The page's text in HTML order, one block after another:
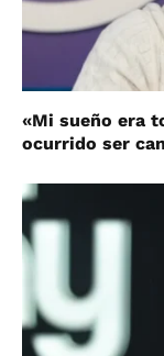
«Mi sueño era
ocurrido ser